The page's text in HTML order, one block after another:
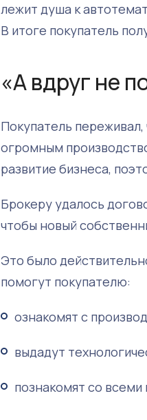
лежит душа к
В итоге покупатель
«А вдруг не
Покупатель
огромным
развитие бизнеса,
Брокеру удалось
чтобы новый
Это было
помогут покупателю:
ознакомят с
выдадут
познакомят со